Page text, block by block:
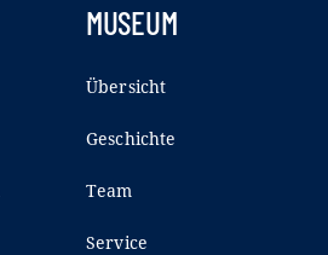
MUSEUM
Übersicht
Geschichte
Team
Service